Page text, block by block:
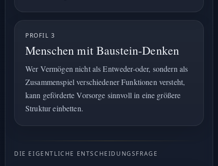
PROFIL 3
Menschen mit Baustein-Denken
Wer Vermögen nicht als Entweder-oder, sondern als
Zusammenspiel verschiedener Funktionen versteht,
kann geförderte Vorsorge sinnvoll in eine größere
Struktur einbetten.
DIE EIGENTLICHE ENTSCHEIDUNGSFRAGE